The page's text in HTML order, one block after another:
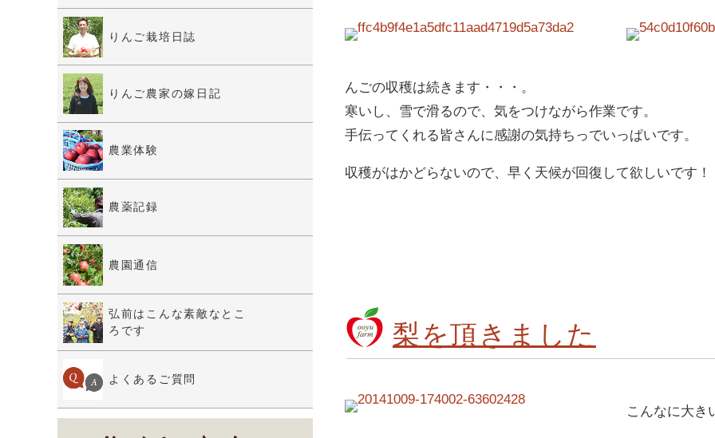
んごの収穫は続きます・・・。
寒いし、雪で滑るので、気をつけながら作業です。
手伝ってくれる皆さんに感謝の気持ちっでいっぱいです。
収穫がはかどらないので、早く天候が回復して欲しいです！
梨を頂きました
こんなに大き
りんご栽培日誌
りんご農家の嫁日記
農業体験
農薬記録
農園通信
弘前はこんな素敵なとこ
ろです
よくあるご質問